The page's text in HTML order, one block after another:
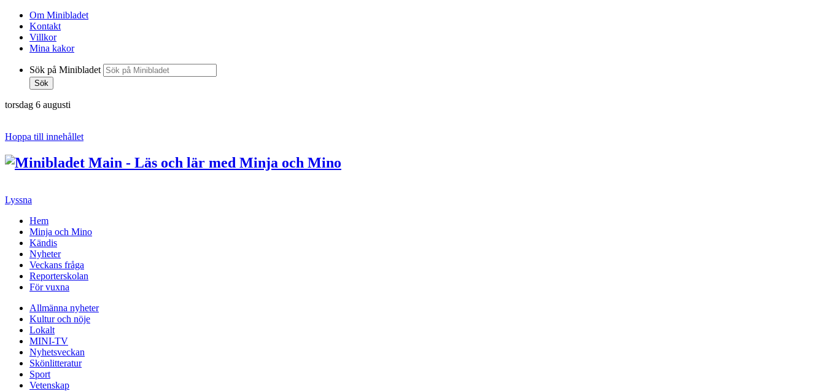
Om Minibladet
Kontakt
Villkor
Mina kakor
Sök på Minibladet
Sök
torsdag 6 augusti
Hoppa till innehållet
Lyssna
Hem
Minja och Mino
Kändis
Nyheter
Veckans fråga
Reporterskolan
För vuxna
Allmänna nyheter
Kultur och nöje
Lokalt
MINI-TV
Nyhetsveckan
Skönlitteratur
Sport
Vetenskap